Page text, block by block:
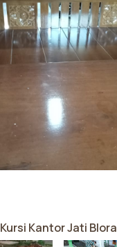
Kursi Kantor Jati Blora